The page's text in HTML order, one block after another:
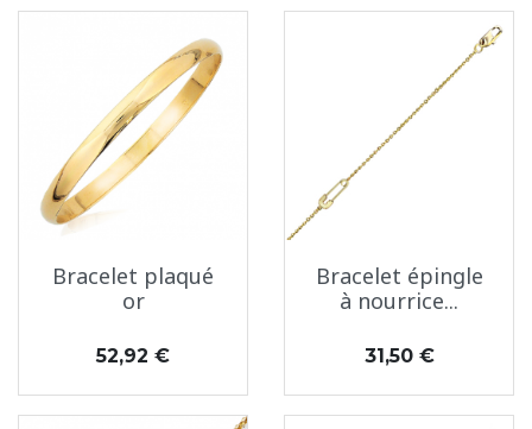
Bracelet plaqué
or
Prix
52,92 €
Bracelet épingle
à nourrice...
Prix
31,50 €